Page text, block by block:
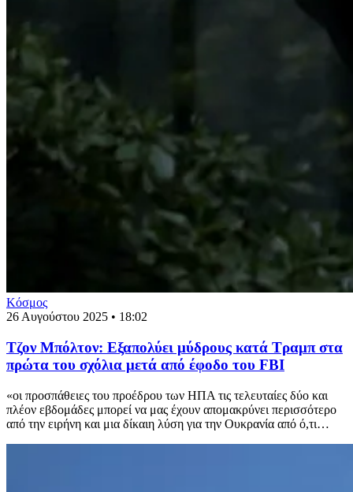
Κόσμος
26 Αυγούστου 2025 • 18:02
Τζον Μπόλτον: Εξαπολύει μύδρους κατά Τραμπ στα
πρώτα του σχόλια μετά από έφοδο του FBI
«οι προσπάθειες του προέδρου των ΗΠΑ τις τελευταίες δύο και
πλέον εβδομάδες μπορεί να μας έχουν απομακρύνει περισσότερο
από την ειρήνη και μια δίκαιη λύση για την Ουκρανία από ό,τι…